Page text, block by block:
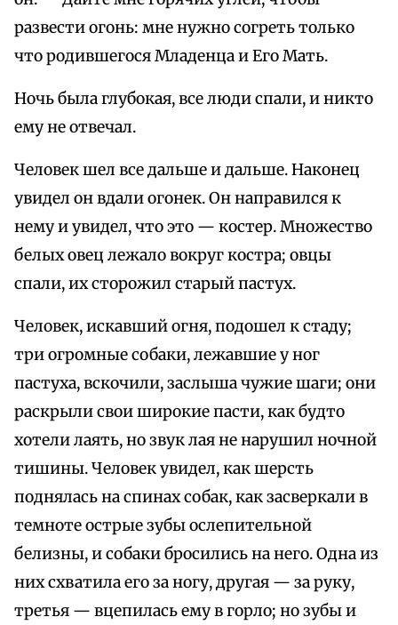
развести огонь: мне нужно согреть только
что родившегося Младенца и Его Мать.
Ночь была глубокая, все люди спали, и никто
ему не отвечал.
Человек шел все дальше и дальше. Наконец
увидел он вдали огонек. Он направился к
нему и увидел, что это — костер. Множество
белых овец лежало вокруг костра; овцы
спали, их сторожил старый пастух.
Человек, искавший огня, подошел к стаду;
три огромные собаки, лежавшие у ног
пастуха, вскочили, заслыша чужие шаги; они
раскрыли свои широкие пасти, как будто
хотели лаять, но звук лая не нарушил ночной
тишины. Человек увидел, как шерсть
поднялась на спинах собак, как засверкали в
темноте острые зубы ослепительной
белизны, и собаки бросились на него. Одна из
них схватила его за ногу, другая — за руку,
третья — вцепилась ему в горло; но зубы и